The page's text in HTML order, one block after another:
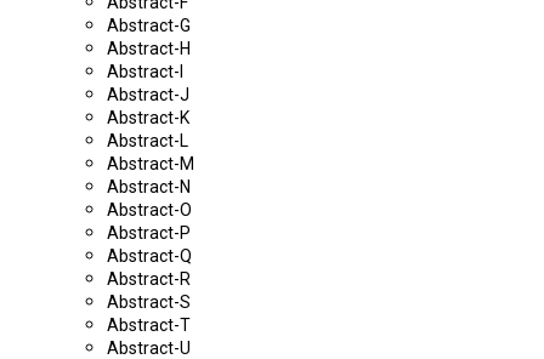
Abstract-G
Abstract-H
Abstract-I
Abstract-J
Abstract-K
Abstract-L
Abstract-M
Abstract-N
Abstract-O
Abstract-P
Abstract-Q
Abstract-R
Abstract-S
Abstract-T
Abstract-U